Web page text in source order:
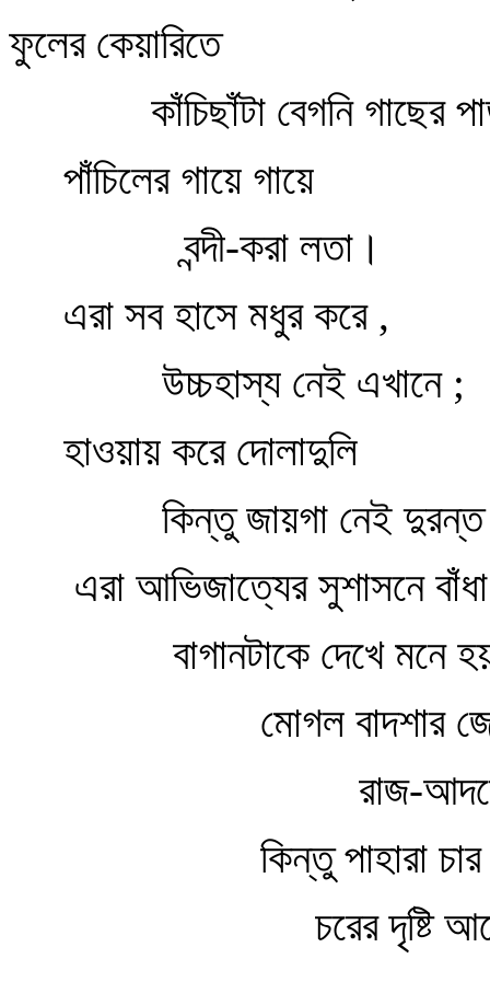
ফুলের কেয়ারিতে
কাঁচিছাঁটা বেগনি গাছের
পাঁচিলের গায়ে গায়ে
বন্দী-করা লতা।
এরা সব হাসে মধুর করে ,
উচ্চহাস্য নেই এখানে ;
হাওয়ায় করে দোলাদুলি
কিন্তু জায়গা নেই দুরন্ত
এরা আভিজাত্যের সুশাসনে
বাগানটাকে দেখে মনে
মোগল বাদশার
রাজ-আদরে
কিন্তু পাহারা চার
চরের দৃষ্টি আছে